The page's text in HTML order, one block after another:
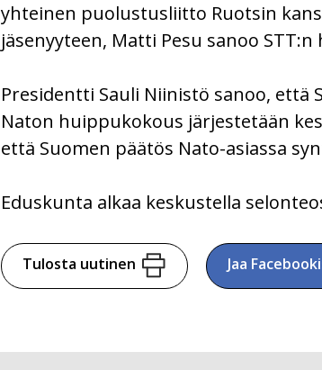
yhteinen puolustusliitto Ruotsin
jäsenyyteen, Matti Pesu sanoo
Presidentti Sauli Niinistö sanoo, että
Naton huippukokous järjestetään
että Suomen päätös Nato-asiassa
Eduskunta alkaa keskustella
Tulosta uutinen Jaa